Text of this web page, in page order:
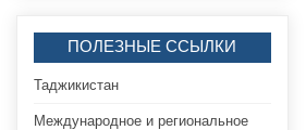
ПОЛЕЗНЫЕ ССЫЛКИ
Таджикистан
Международное и региональное